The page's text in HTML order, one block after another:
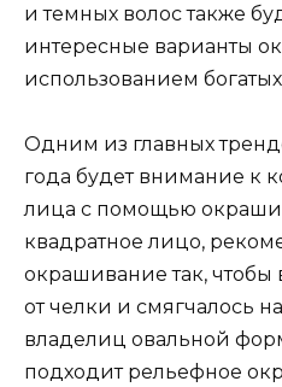
и темных волос также
интересные варианты
использованием
Одним из главных
года будет внимание к
лица с помощью
квадратное лицо,
окрашивание так, чтобы
от челки и смягчалось
владелиц овальной
подходит рельефное